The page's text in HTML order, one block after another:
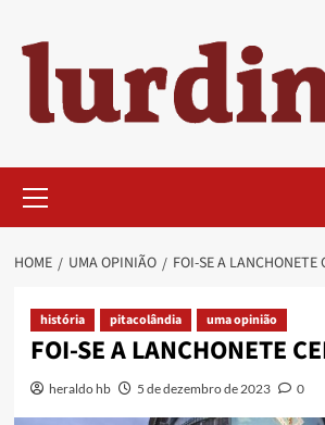
content
Menu
HOME UMA OPINIÃO FOI-SE A LANCHONETE
história pitacolândia uma opinião
FOI-SE A LANCHONETE
heraldo hb 5 de dezembro de 2023 0